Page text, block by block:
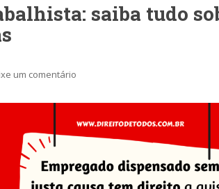
saiba tudo
um comentário